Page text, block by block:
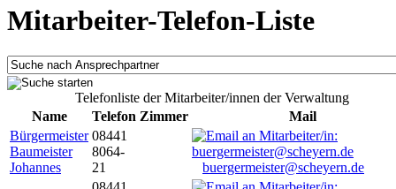
Mitarbeiter-Telefon-Liste
Telefonliste der Mitarbeiter/innen der Verwaltung
Name
Telefon Zimmer
Mail
Bürgermeister
Baumeister
Johannes
08441
8064-
21
buergermeister@scheyern.de